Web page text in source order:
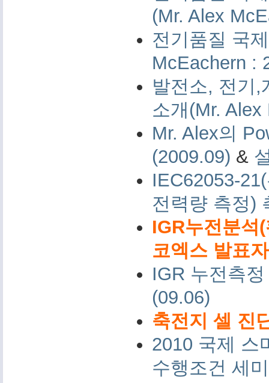
(Mr. Alex
전기품질 국
McEachern :
발전소, 전기,
소개(Mr.
Mr. Alex의
(2009.09) &
IEC62053-
전력량 측정)
IGR누전분석
코엑스 발표
IGR 누전측
(09.06)
축전지 셀 진
2010 국제 스
수행조건 세